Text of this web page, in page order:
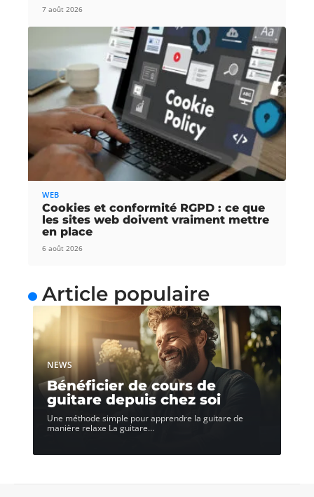
7 août 2026
WEB
Cookies et conformité RGPD : ce que
les sites web doivent vraiment mettre
en place
6 août 2026
Article populaire
NEWS
Bénéficier de cours de
guitare depuis chez soi
Une méthode simple pour apprendre la guitare de
manière relaxe La guitare…